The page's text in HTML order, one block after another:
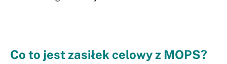
Co to jest zasiłek celowy z MOPS?